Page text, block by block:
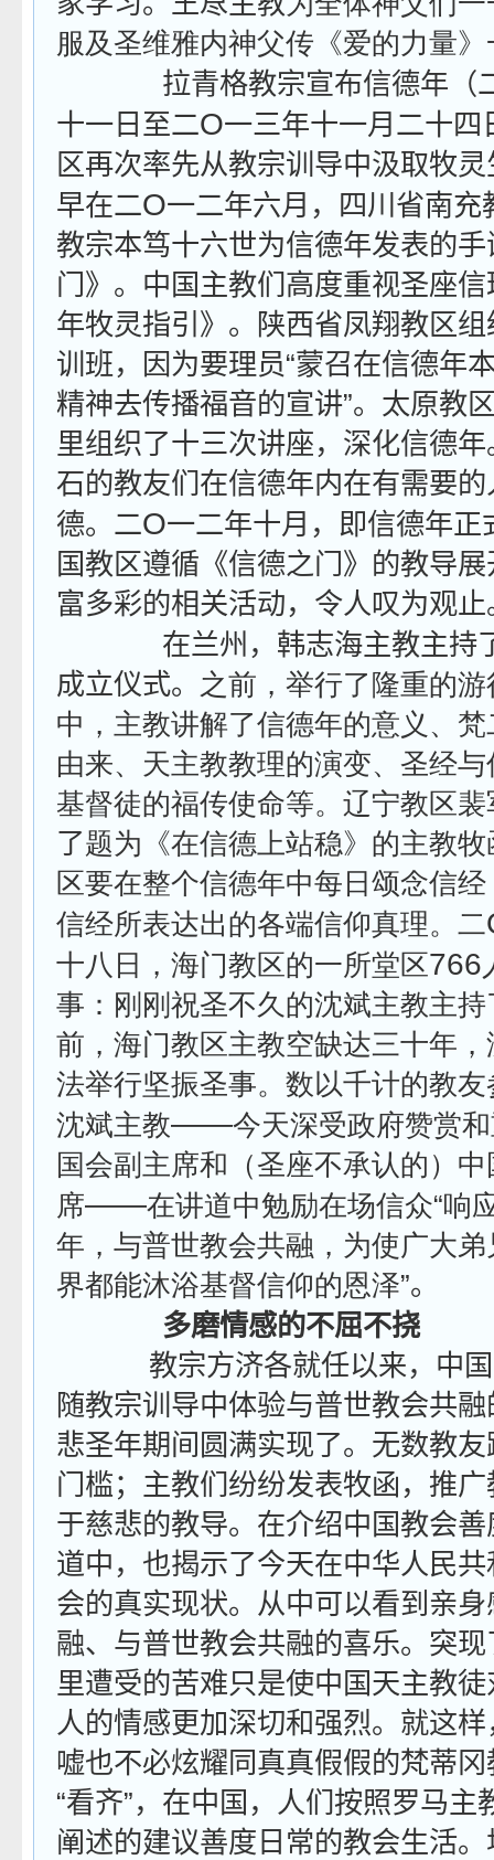
服及圣维雅内神父传《爱的力量
拉青格教宗宣布信德年（
十一日至二O一三年十一月二十四
区再次率先从教宗训导中汲取牧
早在二O一二年六月，四川省南充
教宗本笃十六世为信德年发表的
门》。中国主教们高度重视圣座
年牧灵指引》。陕西省凤翔教区
训班，因为要理员“蒙召在信德年
精神去传播福音的宣讲”。太原教
里组织了十三次讲座，深化信德
石的教友们在信德年内在有需要
德。二O一二年十月，即信德年正
国教区遵循《信德之门》的教导
富多彩的相关活动，令人叹为观止
在兰州，韩志海主教主持
成立仪式。 之前，举行了隆重的
中，主教讲解了信德年的意义、
由来、天主教教理的演变、圣经
基督徒的福传使命等。辽宁教区
了题为《在信德上站稳》的主教
区要在整个信德年中每日颂念信
信经所表达出的各端信仰真理。二
十八日，海门教区的一所堂区766
事：刚刚祝圣不久的沈斌主教主
前，海门教区主教空缺达三十年
法举行坚振圣事。数以千计的教
沈斌主教——今天深受政府赞赏
国会副主席和（圣座不承认的）
席——在讲道中勉励在场信众“响
年，与普世教会共融，为使广大
界都能沐浴基督信仰的恩泽”。
多磨情感的不屈不挠
教宗方济各就任以来，中
随教宗训导中体验与普世教会共
悲圣年期间圆满实现了。无数教
门槛；主教们纷纷发表牧函，推
于慈悲的教导。在介绍中国教会
道中，也揭示了今天在中华人民
会的真实现状。从中可以看到亲
融、与普世教会共融的喜乐。突
里遭受的苦难只是使中国天主教
人的情感更加深切和强烈。就这
嘘也不必炫耀同真真假假的梵蒂
“看齐”，在中国，人们按照罗马主
阐述的建议善度日常的教会生活